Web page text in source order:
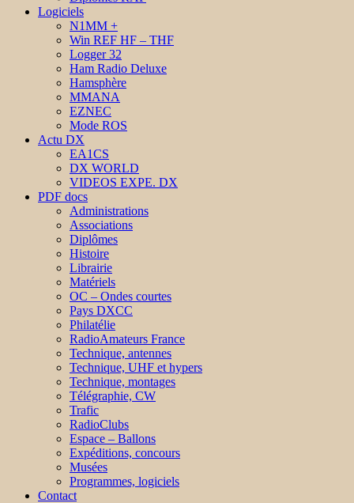
Logiciels
N1MM +
Win REF HF – THF
Logger 32
Ham Radio Deluxe
Hamsphère
MMANA
EZNEC
Mode ROS
Actu DX
EA1CS
DX WORLD
VIDEOS EXPE. DX
PDF docs
Administrations
Associations
Diplômes
Histoire
Librairie
Matériels
OC – Ondes courtes
Pays DXCC
Philatélie
RadioAmateurs France
Technique, antennes
Technique, UHF et hypers
Technique, montages
Télégraphie, CW
Trafic
RadioClubs
Espace – Ballons
Expéditions, concours
Musées
Programmes, logiciels
Contact